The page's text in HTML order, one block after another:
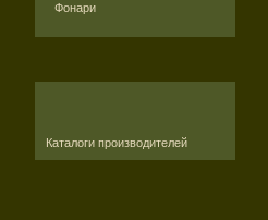
Фонари
Каталоги производителей